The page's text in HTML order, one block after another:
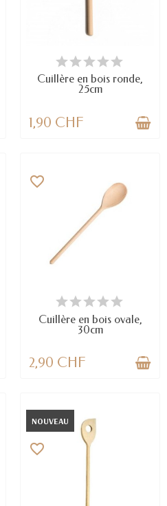
EN STOCK
Cuillère en bois ronde,
25cm
1,90 CHF
EN STOCK
favorite_border
Cuillère en bois ovale,
30cm
2,90 CHF
NOUVEAU
favorite_border